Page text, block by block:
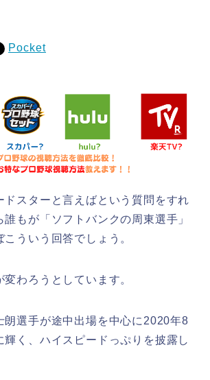
Pocket
ドスターと言えばという質問をすれ
もが「ソフトバンクの周東選手」
ういう回答でしょう。
わろうとしています。
朗選手が途中出場を中心に2020年8
輝く、ハイスピードっぷりを披露し